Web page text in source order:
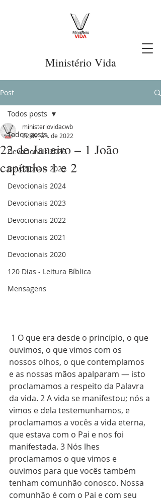
Ministério Vida
Post
Todos posts
Devocionais 2026
Devocionais 2025
Devocionais 2024
Devocionais 2023
Devocionais 2022
Devocionais 2021
Devocionais 2020
120 Dias - Leitura Bíblica
Mensagens
Todos posts
22 de Janeiro – 1 João
capítulos 1 e 2
ministeriovidacwb
22 de jan. de 2022
ouvimos, o que vimos com os
nossos olhos, o que contemplamos
e as nossas mãos apalparam — isto
proclamamos a respeito da Palavra
da vida. 2 A vida se manifestou; nós a
vimos e dela testemunhamos, e
proclamamos a vocês a vida eterna,
que estava com o Pai e nos foi
manifestada. 3 Nós lhes
proclamamos o que vimos e
ouvimos para que vocês também
tenham comunhão conosco. Nossa
comunhão é com o Pai e com seu